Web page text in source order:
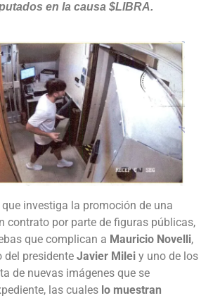
en la causa $LIBRA.
que investiga la promoción de una
contrato por parte de figuras públicas,
que complican a Mauricio Novelli,
del presidente Javier Milei y uno de los
de nuevas imágenes que se
las cuales lo muestran